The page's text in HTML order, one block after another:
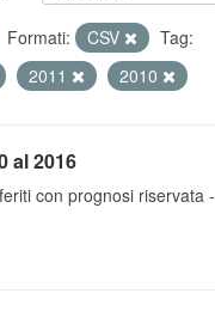
Formati: CSV
Tag:
2011 2010
al 2016
con prognosi riservata -